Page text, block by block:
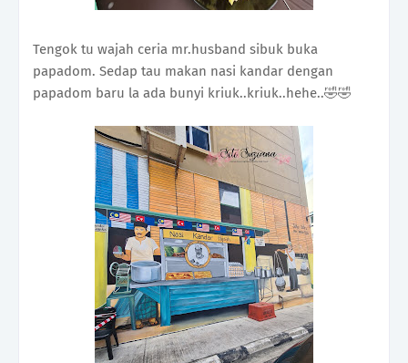
Tengok tu wajah ceria mr.husband sibuk buka
papadom. Sedap tau makan nasi kandar dengan
papadom baru la ada bunyi kriuk..kriuk..hehe..🤣🤣